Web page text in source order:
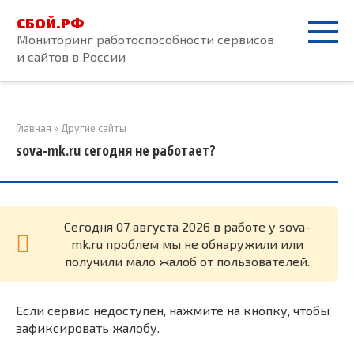
контенту
СБОЙ.РФ
Мониторинг работоспособности сервисов
и сайтов в России
Главная » Другие сайты
sova-mk.ru сегодня не работает?
Cегодня 07 августа 2026 в работе у sova-
mk.ru проблем мы не обнаружили или
получили мало жалоб от пользователей.
Если сервис недоступен, нажмите на кнопку, чтобы
зафиксировать жалобу.